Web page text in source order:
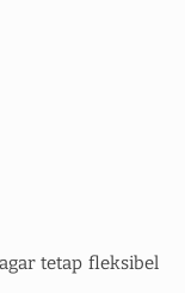
tetap fleksibel